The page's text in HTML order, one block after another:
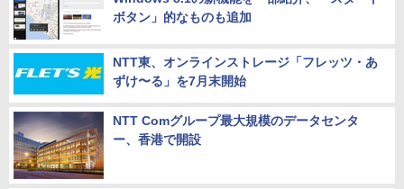
ボタン」的なものも追加
NTT東、オンラインストレージ「フレッツ・あ
ずけ〜る」を7月末開始
NTT Comグループ最大規模のデータセンタ
ー、香港で開設